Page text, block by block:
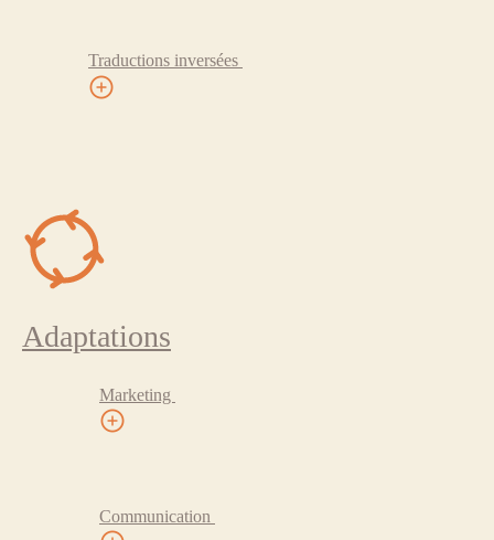
Traductions inversées
Adaptations
Marketing
Communication